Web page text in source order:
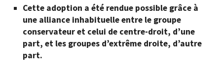
Cette adoption a été rendue possible grâce à
une alliance inhabituelle entre le groupe
conservateur et celui de centre-droit, d’une
part, et les groupes d’extrême droite, d’autre
part.